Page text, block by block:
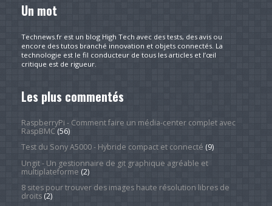
Un mot
Technews.fr est un blog High Tech avec des tests, des avis ou
encore des tutos branché innovation et objets connectés. La
technologie est le fil conducteur de tous les articles et l’œil
critique est de rigueur.
Les plus commentés
RaspberryPi - Comment faire un média-center complet avec
RaspBMC(56)
Test du Sony A5000 - Hybride compact et connecté (9)
Ungit - Un gestionnaire de git graphique agréable et
multiplateforme (2)
8 sites pour trouver des images haute résolution libres de
droits(2)